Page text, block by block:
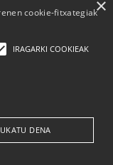
cookie-fitxategiak
IRAGARKI COOKIEAK
UKATU DENA
×